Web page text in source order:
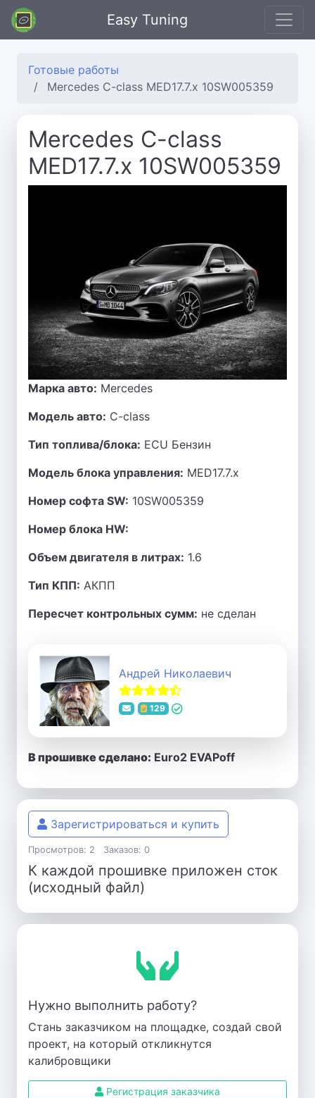
Easy Tuning
Готовые работы
Mercedes C-class MED17.7.x 10SW005359
Mercedes C-class
MED17.7.x 10SW005359
Марка авто: Mercedes
Модель авто: C-class
Тип топлива/блока: ECU Бензин
Модель блока управления: MED17.7.x
Номер софта SW: 10SW005359
Номер блока HW:
Объем двигателя в литрах: 1.6
Тип КПП: АКПП
Пересчет контрольных сумм: не сделан
Андрей Николаевич
129
В прошивке сделано: Euro2 EVAPoff
Зарегистрироваться и купить
Просмотров: 2 Заказов: 0
К каждой прошивке приложен сток
(исходный файл)
Нужно выполнить работу?
Стань заказчиком на площадке, создай свой
проект, на который откликнутся
калибровщики
Регистрация заказчика